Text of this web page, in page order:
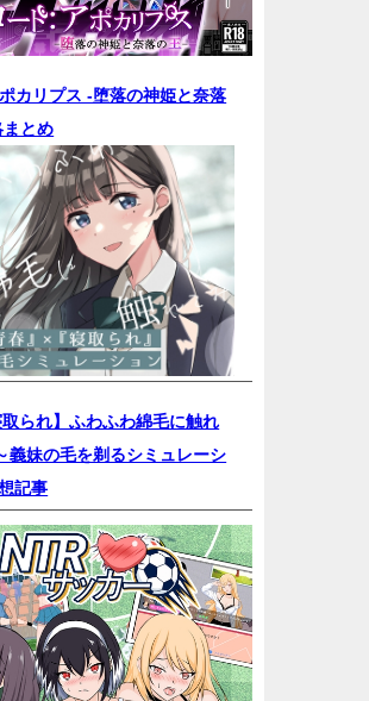
カリプス -堕落の神姫と奈落
まとめ
取られ】ふわふわ綿毛に触れ
義妹の毛を剃るシミュレーシ
記事